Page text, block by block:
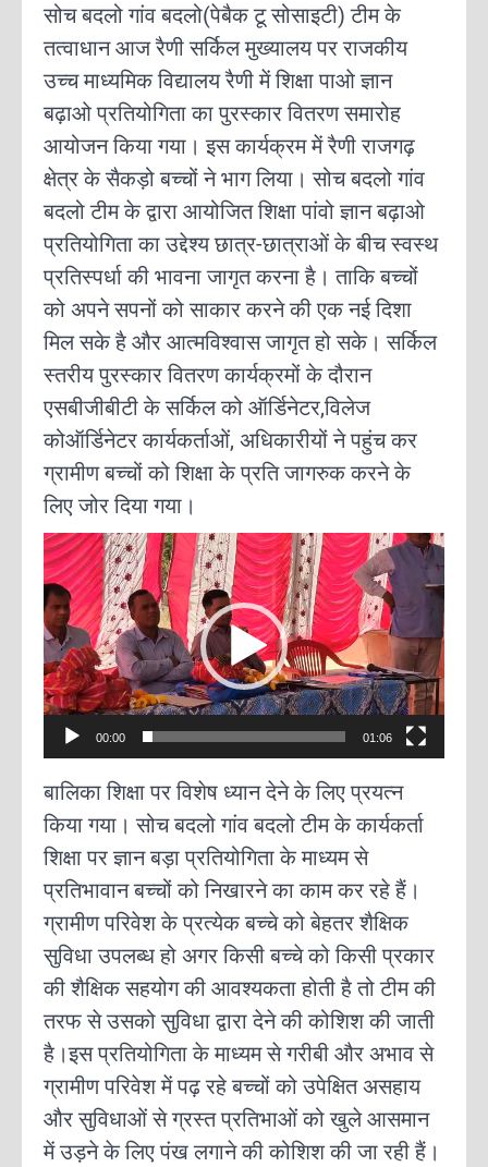
सोच बदलो गांव बदलो(पेबैक टू सोसाइटी) टीम के
तत्वाधान आज रैणी सर्किल मुख्यालय पर राजकीय
उच्च माध्यमिक विद्यालय रैणी में शिक्षा पाओ ज्ञान
बढ़ाओ प्रतियोगिता का पुरस्कार वितरण समारोह
आयोजन किया गया। इस कार्यक्रम में रैणी राजगढ़
क्षेत्र के सैकड़ो बच्चों ने भाग लिया। सोच बदलो गांव
बदलो टीम के द्वारा आयोजित शिक्षा पांवो ज्ञान बढ़ाओ
प्रतियोगिता का उद्देश्य छात्र-छात्राओं के बीच स्वस्थ
प्रतिस्पर्धा की भावना जागृत करना है। ताकि बच्चों
को अपने सपनों को साकार करने की एक नई दिशा
मिल सके है और आत्मविश्वास जागृत हो सके। सर्किल
स्तरीय पुरस्कार वितरण कार्यक्रमों के दौरान
एसबीजीबीटी के सर्किल को ऑर्डिनेटर,विलेज
कोऑर्डिनेटर कार्यकर्ताओं, अधिकारीयों ने पहुंच कर
ग्रामीण बच्चों को शिक्षा के प्रति जागरुक करने के
लिए जोर दिया गया।
V
i
d
e
o
P
l
y
00:00 01:06
बालिका शिक्षा पर विशेष ध्यान देने के लिए प्रयत्न
किया गया। सोच बदलो गांव बदलो टीम के कार्यकर्ता
शिक्षा पर ज्ञान बड़ा प्रतियोगिता के माध्यम से
प्रतिभावान बच्चों को निखारने का काम कर रहे हैं।
ग्रामीण परिवेश के प्रत्येक बच्चे को बेहतर शैक्षिक
सुविधा उपलब्ध हो अगर किसी बच्चे को किसी प्रकार
की शैक्षिक सहयोग की आवश्यकता होती है तो टीम की
तरफ से उसको सुविधा द्वारा देने की कोशिश की जाती
है।इस प्रतियोगिता के माध्यम से गरीबी और अभाव से
ग्रामीण परिवेश में पढ़ रहे बच्चों को उपेक्षित असहाय
और सुविधाओं से ग्रस्त प्रतिभाओं को खुले आसमान
में उड़ने के लिए पंख लगाने की कोशिश की जा रही हैं।